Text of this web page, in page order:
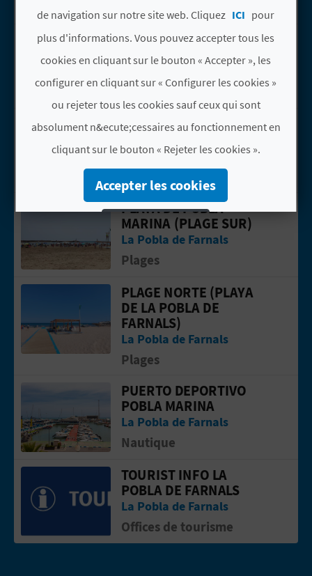
actif
Aller &agrave; la pageLa Pobla de
LA POBLA DE FARNALS
La Pobla de Farnals
Webcams
Aller &agrave; la pageMERAKI BEACH
MERAKI BEACH HOTEL
Aller &agrave; la pagePLAYA DE
PLAYA DE POBLA
MARINA (PLAGE SUR)
La Pobla de Farnals
Plages
Aller &agrave; la pagePlage Norte
PLAGE NORTE (PLAYA
DE LA POBLA DE
FARNALS)
La Pobla de Farnals
Plages
Aller &agrave; la pagePuerto
PUERTO DEPORTIVO
POBLA MARINA
La Pobla de Farnals
Nautique
Aller &agrave; la pageTOURIST INFO
TOURIST INFO LA
POBLA DE FARNALS
La Pobla de Farnals
Offices de tourisme
de navigation sur notre site web. Cliquez ICI pour
plus d'informations. Vous pouvez accepter tous les
cookies en cliquant sur le bouton « Accepter », les
configurer en cliquant sur « Configurer les cookies »
ou rejeter tous les cookies sauf ceux qui sont
absolument n&ecute;cessaires au fonctionnement en
cliquant sur le bouton « Rejeter les cookies ».
Accepter les cookies
Rejeter les cookies
Configurer les cookies
Plus d´informations